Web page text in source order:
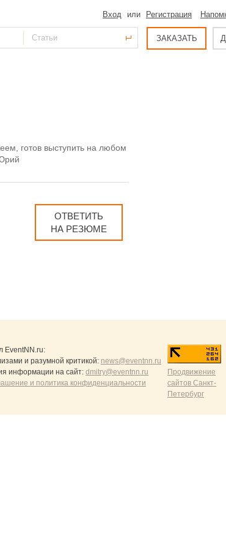
Вход или Регистрация
ЗАКАЗАТЬ
готов выступить на любом
ОТВЕТИТЬ
НА РЕЗЮМЕ
EventNN.ru:
и разумной критикой: news@eventnn.ru
информации на сайт: dmitry@eventnn.ru
и политика конфиденциальности
Продвижение
сайтов Санкт-
Петербург